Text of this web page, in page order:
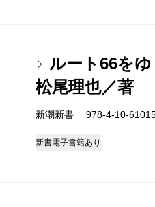
ルート66を
松尾理也／著
新潮新書 978-4-10-
新書電子書籍あり